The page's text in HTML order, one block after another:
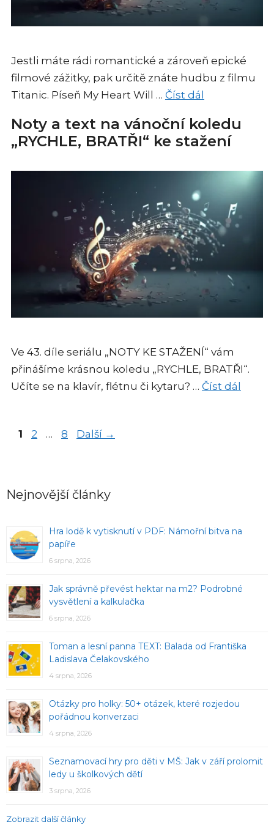
Jestli máte rádi romantické a zároveň epické
filmové zážitky, pak určitě znáte hudbu z filmu
Titanic. Píseň My Heart Will … Číst dál
Noty a text na vánoční koledu
„RYCHLE, BRATŘI“ ke stažení
Ve 43. díle seriálu „NOTY KE STAŽENÍ“ vám
přinášíme krásnou koledu „RYCHLE, BRATŘI“.
Učíte se na klavír, flétnu či kytaru? … Číst dál
Stránka
1 Stránka
2 … Stránka
8 Další →
Nejnovější články
Hra lodě k vytisknutí v PDF: Námořní bitva na
papíře
6 srpna, 2026
Jak správně převést hektar na m2? Podrobné
vysvětlení a kalkulačka
6 srpna, 2026
Toman a lesní panna TEXT: Balada od Františka
Ladislava Čelakovského
4 srpna, 2026
Otázky pro holky: 50+ otázek, které rozjedou
pořádnou konverzaci
4 srpna, 2026
Seznamovací hry pro děti v MŠ: Jak v září prolomit
ledy u školkových dětí
3 srpna, 2026
Zobrazit další články